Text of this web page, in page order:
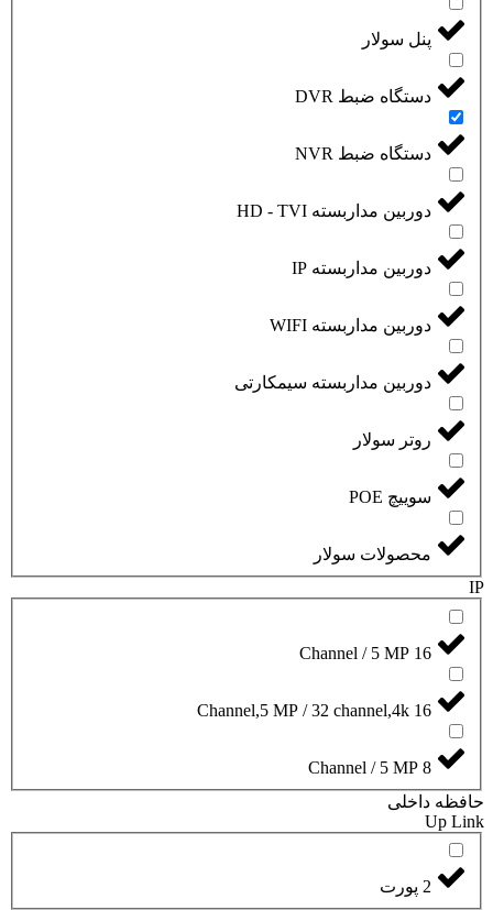
پنل سولار
دستگاه ضبط DVR
دستگاه ضبط NVR
دوربین مداربسته HD - TVI
دوربین مداربسته IP
دوربین مداربسته WIFI
دوربین مداربسته سیمکارتی
روتر سولار
سوییچ POE
محصولات سولار
IP
16 Channel / 5 MP
16 Channel,5 MP / 32 channel,4k
8 Channel / 5 MP
حافظه داخلی
Up Link
2 پورت